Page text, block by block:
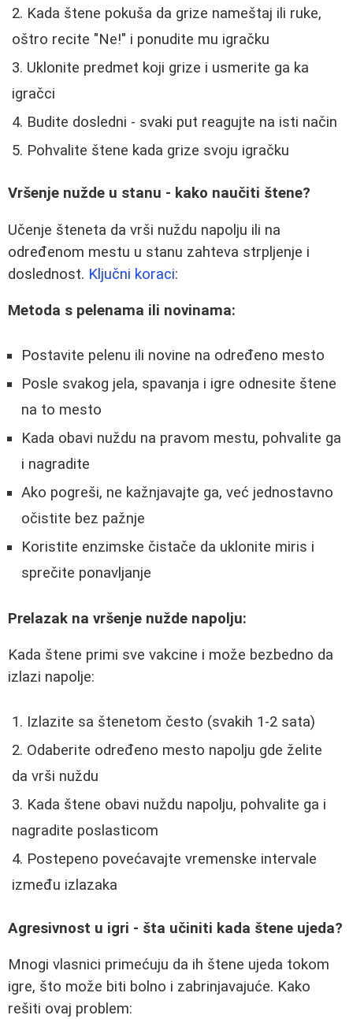
Kada štene pokuša da grize nameštaj ili ruke,
oštro recite "Ne!" i ponudite mu igračku
Uklonite predmet koji grize i usmerite ga ka
igračci
Budite dosledni - svaki put reagujte na isti način
Pohvalite štene kada grize svoju igračku
Vršenje nužde u stanu - kako naučiti štene?
Učenje šteneta da vrši nuždu napolju ili na
određenom mestu u stanu zahteva strpljenje i
doslednost. Ključni koraci:
Metoda s pelenama ili novinama:
Postavite pelenu ili novine na određeno mesto
Posle svakog jela, spavanja i igre odnesite štene
na to mesto
Kada obavi nuždu na pravom mestu, pohvalite ga
i nagradite
Ako pogreši, ne kažnjavajte ga, već jednostavno
očistite bez pažnje
Koristite enzimske čistače da uklonite miris i
sprečite ponavljanje
Prelazak na vršenje nužde napolju:
Kada štene primi sve vakcine i može bezbedno da
izlazi napolje:
Izlazite sa štenetom često (svakih 1-2 sata)
Odaberite određeno mesto napolju gde želite
da vrši nuždu
Kada štene obavi nuždu napolju, pohvalite ga i
nagradite poslasticom
Postepeno povećavajte vremenske intervale
između izlazaka
Agresivnost u igri - šta učiniti kada štene ujeda?
Mnogi vlasnici primećuju da ih štene ujeda tokom
igre, što može biti bolno i zabrinjavajuće. Kako
rešiti ovaj problem: